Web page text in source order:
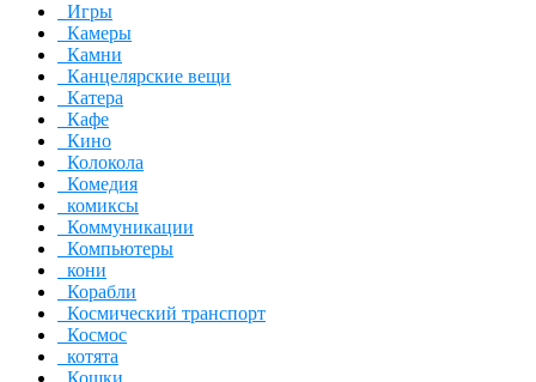
Игры
Камеры
Камни
Канцелярские вещи
Катера
Кафе
Кино
Колокола
Комедия
комиксы
Коммуникации
Компьютеры
кони
Корабли
Космический транспорт
Космос
котята
Кошки